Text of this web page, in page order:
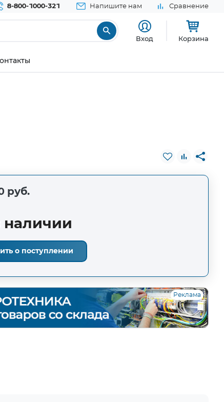
8-800-1000-321 Напишите нам Сравнение
Вход Корзина
руб.
наличии
о поступлении
Реклама